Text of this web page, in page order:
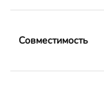
Совместимость